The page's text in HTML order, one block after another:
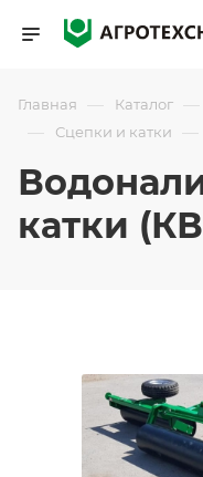
Главная — Каталог —
— Сцепки и катки —
катки